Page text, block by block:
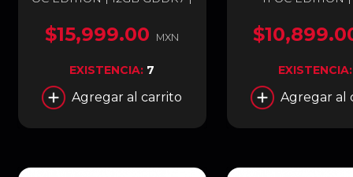
HDMI / 3 X DISPLAYPORT |
ARGB | NEGRO / BLANCO /
$15,999.00 MXN
EXISTENCIA: 7
Agregar al carrito
DISPLAYPORT |
EXISTENCIA:
Agregar al